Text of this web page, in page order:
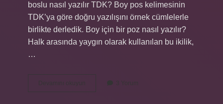
boslu nasıl yazılır TDK? Boy pos kelimesinin
TDK’ya göre doğru yazılışını örnek cümlelerle
birlikte derledik. Boy için bir poz nasıl yazılır?
Halk arasında yaygın olarak kullanılan bu ikilik,
…